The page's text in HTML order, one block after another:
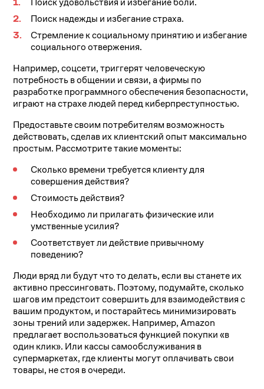
Поиск надежды и избегание страха.
Стремление к социальному принятию и избегание
социального отвержения.
Например, соцсети, триггерят человеческую
потребность в общении и связи, а фирмы по
разработке программного обеспечения безопасности,
играют на страхе людей перед киберпреступностью.
Предоставьте своим потребителям возможность
действовать, сделав их клиентский опыт максимально
простым. Рассмотрите такие моменты:
Сколько времени требуется клиенту для
совершения действия?
Стоимость действия?
Необходимо ли прилагать физические или
умственные усилия?
Соответствует ли действие привычному
поведению?
Люди вряд ли будут что то делать, если вы станете их
активно прессинговать. Поэтому, подумайте, сколько
шагов им предстоит совершить для взаимодействия с
вашим продуктом, и постарайтесь минимизировать
зоны трений или задержек. Например, Amazon
предлагает воспользоваться функцией покупки «в
один клик». Или кассы самообслуживания в
супермаркетах, где клиенты могут оплачивать свои
товары, не стоя в очереди.